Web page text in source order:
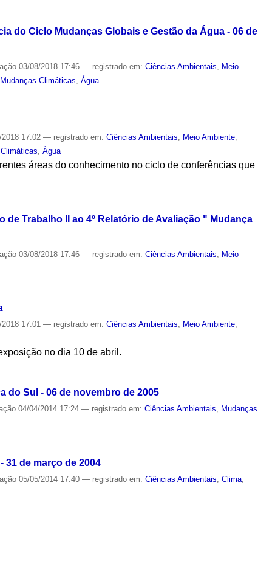
do Ciclo Mudanças Globais e Gestão da Água - 06 de
03/08/2018 17:46— registrado em:Ciências Ambientais, Meio
Mudanças Climáticas,Água
2018 17:02— registrado em:Ciências Ambientais Meio Ambiente
,Água
áreas do conhecimento no ciclo de conferências que
Trabalho II ao 4º Relatório de Avaliação " Mudança
03/08/2018 17:46— registrado em:Ciências Ambientais
Meio
2018 17:01— registrado em:Ciências Ambientais, Meio Ambiente,
no dia 10 de abril.
do Sul - 06 de novembro de 2005
04/04/2014 17:24— registrado em:Ciências Ambientais
Mudanças
31 de março de 2004
05/05/2014 17:40— registrado em:Ciências Ambientais ,Clima